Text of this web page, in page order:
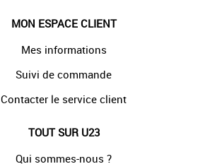
MON ESPACE CLIENT
Mes informations
Suivi de commande
Contacter le service client
TOUT SUR U23
Qui sommes-nous ?